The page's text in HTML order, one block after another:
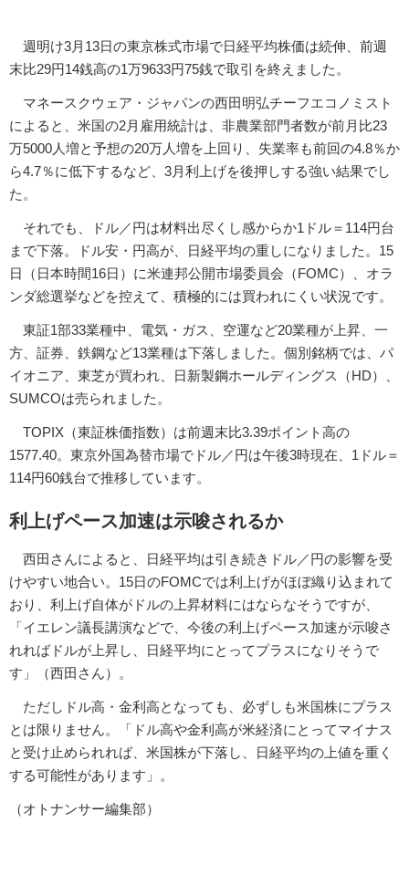
週明け3月13日の東京株式市場で日経平均株価は続伸、前週
末比29円14銭高の1万9633円75銭で取引を終えました。
マネースクウェア・ジャパンの西田明弘チーフエコノミスト
によると、米国の2月雇用統計は、非農業部門者数が前月比23
万5000人増と予想の20万人増を上回り、失業率も前回の4.8％か
ら4.7％に低下するなど、3月利上げを後押しする強い結果でし
た。
それでも、ドル／円は材料出尽くし感からか1ドル＝114円台
まで下落。ドル安・円高が、日経平均の重しになりました。15
日（日本時間16日）に米連邦公開市場委員会（FOMC）、オラ
ンダ総選挙などを控えて、積極的には買われにくい状況です。
東証1部33業種中、電気・ガス、空運など20業種が上昇、一
方、証券、鉄鋼など13業種は下落しました。個別銘柄では、パ
イオニア、東芝が買われ、日新製鋼ホールディングス（HD）、
SUMCOは売られました。
TOPIX（東証株価指数）は前週末比3.39ポイント高の
1577.40。東京外国為替市場でドル／円は午後3時現在、1ドル＝
114円60銭台で推移しています。
利上げペース加速は示唆されるか
西田さんによると、日経平均は引き続きドル／円の影響を受
けやすい地合い。15日のFOMCでは利上げがほぼ織り込まれて
おり、利上げ自体がドルの上昇材料にはならなそうですが、
「イエレン議長講演などで、今後の利上げペース加速が示唆さ
れればドルが上昇し、日経平均にとってプラスになりそうで
す」（西田さん）。
ただしドル高・金利高となっても、必ずしも米国株にプラス
とは限りません。「ドル高や金利高が米経済にとってマイナス
と受け止められれば、米国株が下落し、日経平均の上値を重く
する可能性があります」。
（オトナンサー編集部）